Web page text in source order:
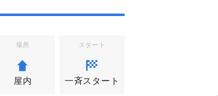
場所
屋内
スタート
一斉スタート